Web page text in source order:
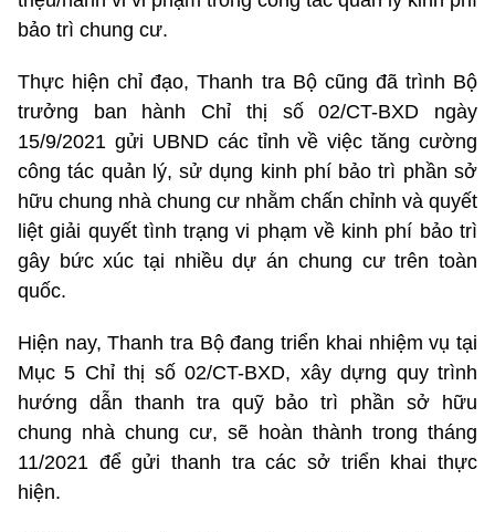
bảo trì chung cư.
Thực hiện chỉ đạo, Thanh tra Bộ cũng đã trình Bộ
trưởng ban hành Chỉ thị số 02/CT-BXD ngày
15/9/2021 gửi UBND các tỉnh về việc tăng cường
công tác quản lý, sử dụng kinh phí bảo trì phần sở
hữu chung nhà chung cư nhằm chấn chỉnh và quyết
liệt giải quyết tình trạng vi phạm về kinh phí bảo trì
gây bức xúc tại nhiều dự án chung cư trên toàn
quốc.
Hiện nay, Thanh tra Bộ đang triển khai nhiệm vụ tại
Mục 5 Chỉ thị số 02/CT-BXD, xây dựng quy trình
hướng dẫn thanh tra quỹ bảo trì phần sở hữu
chung nhà chung cư, sẽ hoàn thành trong tháng
11/2021 để gửi thanh tra các sở triển khai thực
hiện.